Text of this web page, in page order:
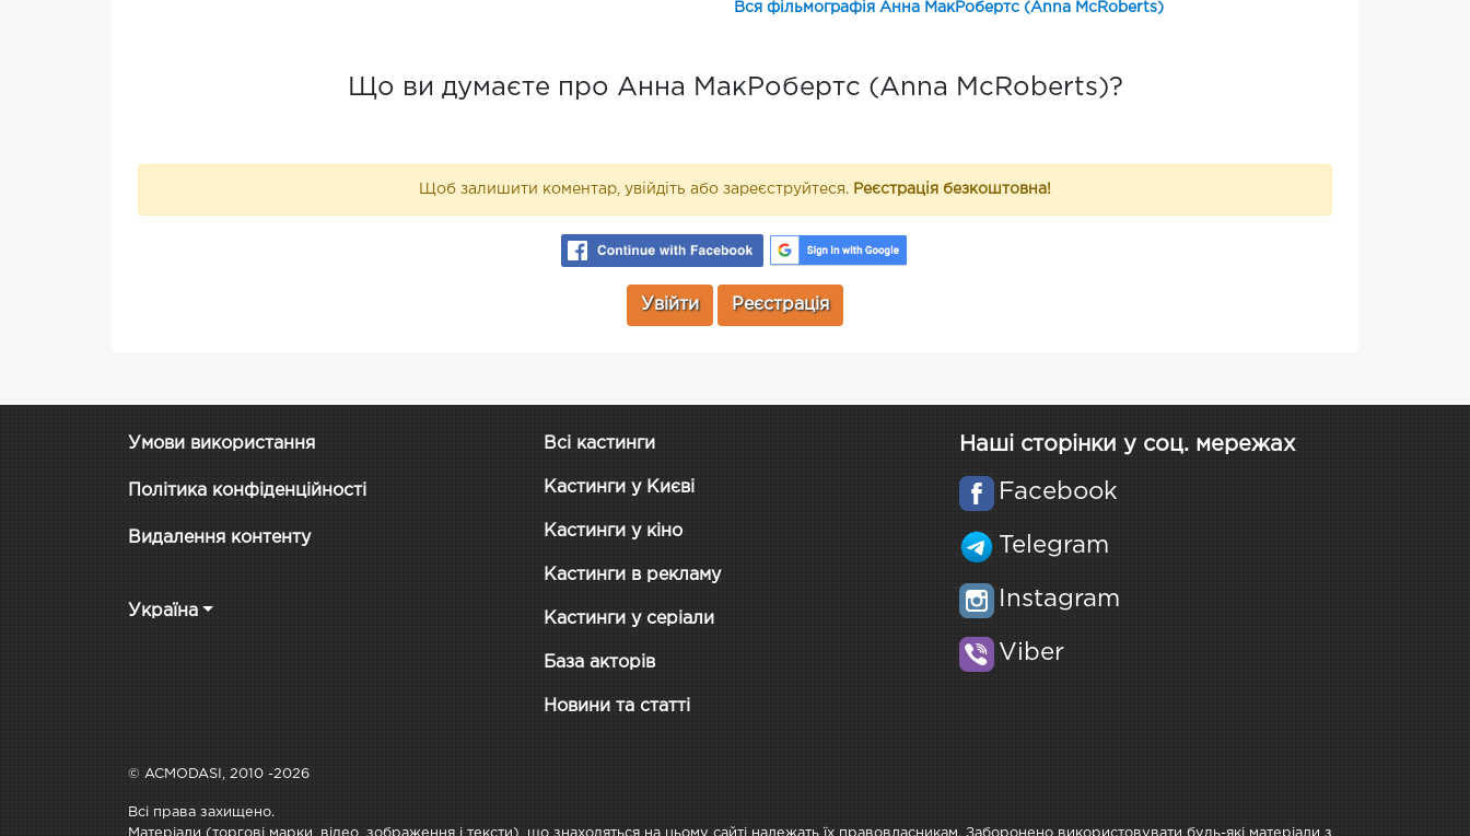
Вся фільмографія Анна МакРобертс (Anna McRoberts)
Що ви думаєте про Анна МакРобертс (Anna McRoberts)?
Щоб залишити коментар, увійдіть або зареєструйтеся. Реєстрація безкоштовна!
Увійти Реєстрація
Умови використання
Політика конфіденційності
Видалення контенту
Україна
Всі кастинги
Кастинги у Києві
Кастинги у кіно
Кастинги в рекламу
Кастинги у серіали
База акторів
Новини та статті
Наші сторінки у соц. мережах
Facebook
Telegram
Instagram
Viber
© ACMODASI, 2010 -2026
Всі права захищено.
Матеріали (торгові марки, відео, зображення і тексти), що знаходяться на цьому сайті належать їх правовласникам. Заборонено використовувати будь-які матеріали з